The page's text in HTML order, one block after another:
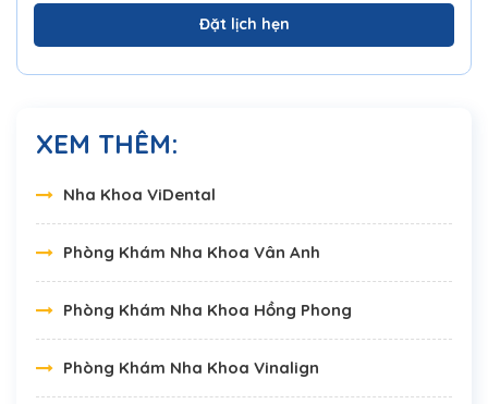
Đặt lịch hẹn
XEM THÊM:
Nha Khoa ViDental
Phòng Khám Nha Khoa Vân Anh
Phòng Khám Nha Khoa Hồng Phong
Phòng Khám Nha Khoa Vinalign